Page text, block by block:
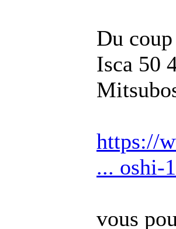
Du
Isca 50
https://
... oshi-
vous